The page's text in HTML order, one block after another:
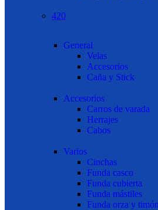
420
General
Velas
Accesorios
Caña y Stick
Accesorios
Carros de varada
Herrajes
Cabos
Varios
Cinchas
Funda casco
Funda cubierta
Funda mástiles
Funda orza y timón